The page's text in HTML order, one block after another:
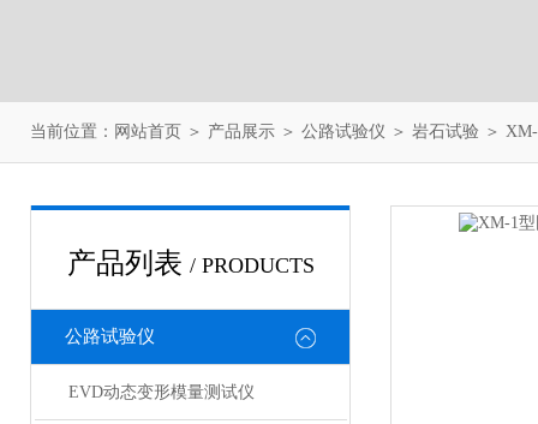
当前位置： 网站首页 ＞ 产品展示 ＞ 公路试验仪 ＞ 岩石试验 ＞
产品列表 / PRODUCTS
公路试验仪
EVD动态变形模量测试仪